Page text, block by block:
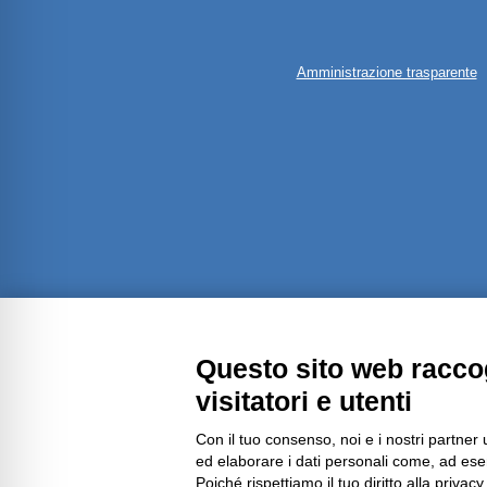
Amministrazione trasparente
Questo sito web
visitatori e utenti
Con il tuo consenso, noi e i nostri
ed elaborare i dati personali come, ad
Poiché rispettiamo il tuo diritto alla